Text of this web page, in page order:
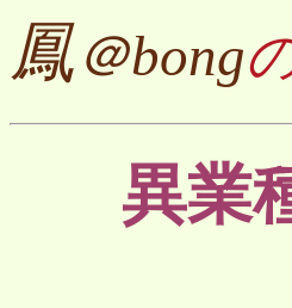
鳳＠bong
異業